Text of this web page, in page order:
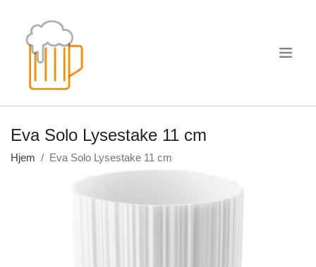
Eva Solo Lysestake 11 cm
Hjem Eva Solo Lysestake 11 cm